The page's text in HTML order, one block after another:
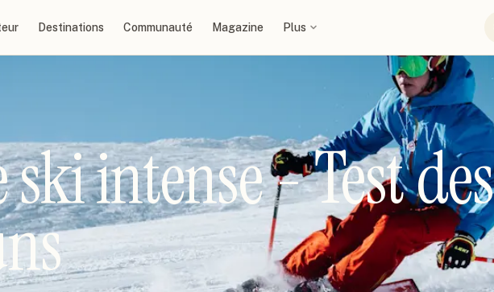
Destinations Communauté Magazine Plus
intense - Test des